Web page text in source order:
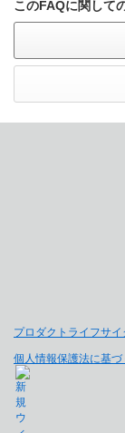
このFAQに関して
プロダクトライフサイ
個人情報保護法に基